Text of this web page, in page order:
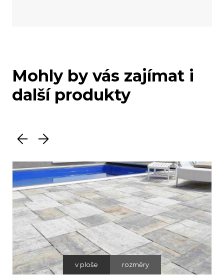
Mohly by vás zajímat i
další produkty
v ploše rozměry